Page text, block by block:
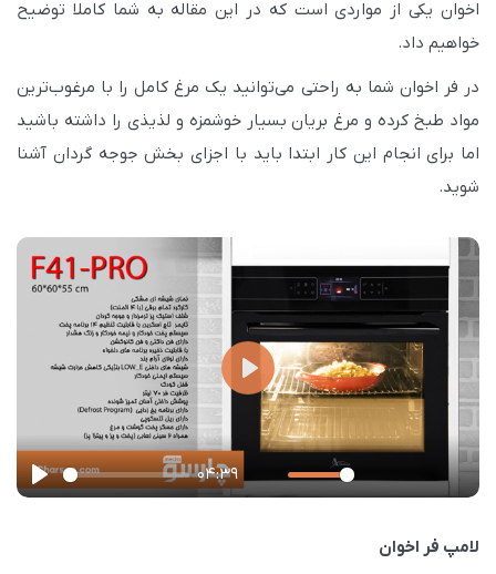
اخوان یکی از مواردی است که در این مقاله به شما کاملا توضیح
خواهیم داد.
در فر اخوان شما به راحتی می‌توانید یک مرغ کامل را با مرغوب‌ترین
مواد طبخ کرده و مرغ بریان بسیار خوشمزه و لذیذی را داشته باشید
اما برای انجام این کار ابتدا باید با اجزای بخش جوجه گردان آشنا
شوید.
P
04:39
M
S
P
E
P
a
y
لامپ فر اخوان